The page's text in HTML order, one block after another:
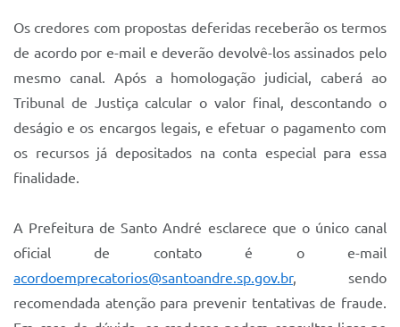
Os credores com propostas deferidas receberão os termos
de acordo por e-mail e deverão devolvê-los assinados pelo
mesmo canal. Após a homologação judicial, caberá ao
Tribunal de Justiça calcular o valor final, descontando o
deságio e os encargos legais, e efetuar o pagamento com
os recursos já depositados na conta especial para essa
finalidade.
A Prefeitura de Santo André esclarece que o único canal
oficial de contato é o e-mail
acordoemprecatorios@santoandre.sp.gov.br, sendo
recomendada atenção para prevenir tentativas de fraude.